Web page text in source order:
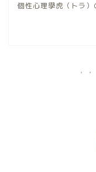
個性心理學虎（トラ）